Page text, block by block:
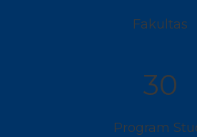
Fakultas
30
Program